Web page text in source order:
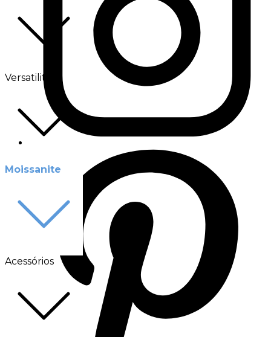
Versatilité
Moissanite
Acessórios